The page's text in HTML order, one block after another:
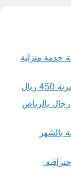
خدمة منزلية
بالرياض
بالشهر